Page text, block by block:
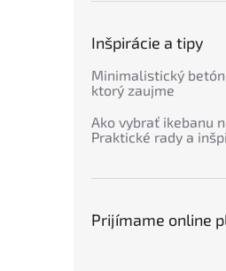
Inšpirácie a tipy
Minimalistický
ktorý zaujme
Ako vybrať ikebanu
Praktické rady a
Prijímame online